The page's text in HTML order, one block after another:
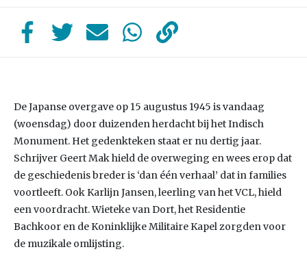
De Japanse overgave op 15 augustus 1945 is vandaag
(woensdag) door duizenden herdacht bij het Indisch
Monument. Het gedenkteken staat er nu dertig jaar.
Schrijver Geert Mak hield de overweging en wees erop dat
de geschiedenis breder is ‘dan één verhaal’ dat in families
voortleeft. Ook Karlijn Jansen, leerling van het VCL, hield
een voordracht. Wieteke van Dort, het Residentie
Bachkoor en de Koninklijke Militaire Kapel zorgden voor
de muzikale omlijsting.